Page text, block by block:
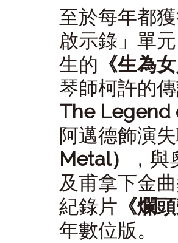
至於每年都
啟示錄」單
生的 《生為
琴師柯許的
The Legend
阿邁德飾演
Metal）
，
及甫拿下金
紀錄片 《爛
年數位版。